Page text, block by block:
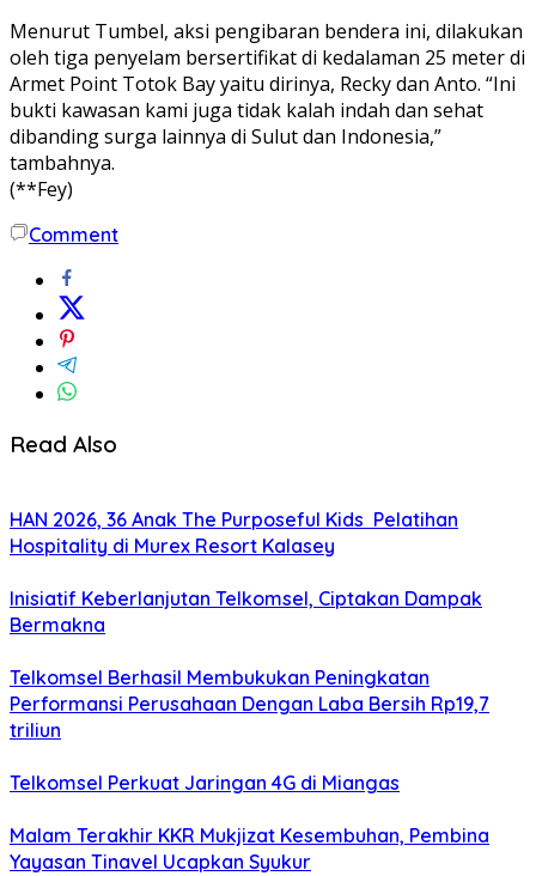
Menurut Tumbel, aksi pengibaran bendera ini, dilakukan
oleh tiga penyelam bersertifikat di kedalaman 25 meter di
Armet Point Totok Bay yaitu dirinya, Recky dan Anto. “Ini
bukti kawasan kami juga tidak kalah indah dan sehat
dibanding surga lainnya di Sulut dan Indonesia,”
tambahnya.
(**Fey)
Comment
Read Also
HAN 2026, 36 Anak The Purposeful Kids Pelatihan
Hospitality di Murex Resort Kalasey
Inisiatif Keberlanjutan Telkomsel, Ciptakan Dampak
Bermakna
Telkomsel Berhasil Membukukan Peningkatan
Performansi Perusahaan Dengan Laba Bersih Rp19,7
triliun
Telkomsel Perkuat Jaringan 4G di Miangas
Malam Terakhir KKR Mukjizat Kesembuhan, Pembina
Yayasan Tinavel Ucapkan Syukur